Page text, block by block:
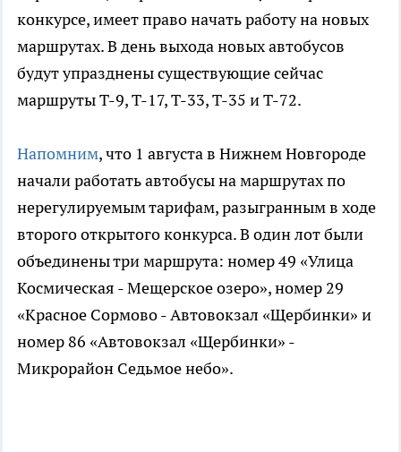
конкурсе, имеет право начать работу на новых
маршрутах. В день выхода новых автобусов
будут упразднены существующие сейчас
маршруты Т-9, Т-17, Т-33, Т-35 и Т-72.
Напомним, что 1 августа в Нижнем Новгороде
начали работать автобусы на маршрутах по
нерегулируемым тарифам, разыгранным в ходе
второго открытого конкурса. В один лот были
объединены три маршрута: номер 49 «Улица
Космическая - Мещерское озеро», номер 29
«Красное Сормово - Автовокзал «Щербинки» и
номер 86 «Автовокзал «Щербинки» -
Микрорайон Седьмое небо».